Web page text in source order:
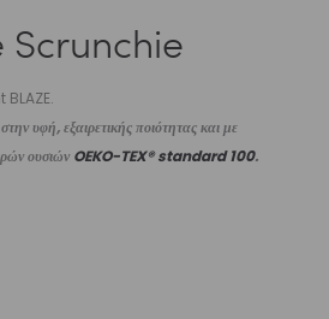
Scrunchie
BLAZE.
υφή, εξαιρετικής ποιότητας και με
ουσιών OEKO-TEX® standard 100.